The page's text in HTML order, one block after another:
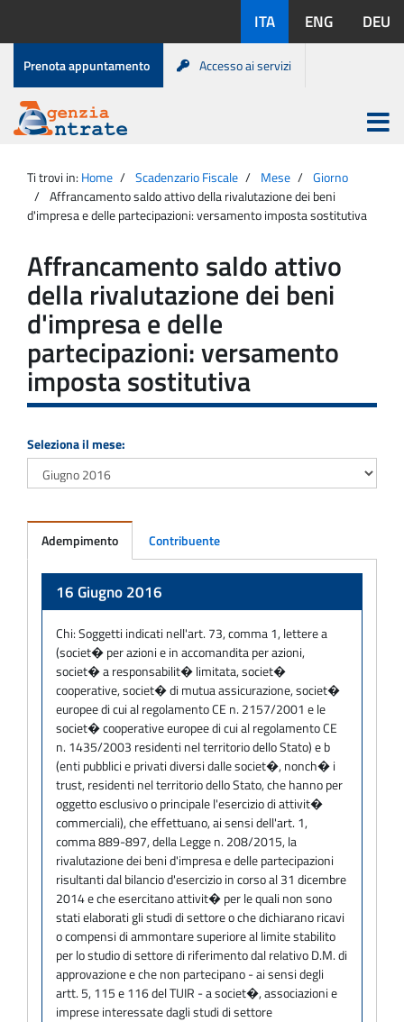
contenuto
disponibili:
ITA ENG DEU
Menu
di
servizio
Prenota appuntamento Accesso ai servizi
Agenzia
Entrate
Apri
menu
principale
Ti trovi in: Home Scadenzario Fiscale Mese
Giorno
Affrancamento saldo attivo della rivalutazione dei beni
d'impresa e delle partecipazioni: versamento imposta sostitutiva
Affrancamento saldo attivo
della rivalutazione dei beni
d'impresa e delle
partecipazioni: versamento
imposta sostitutiva
Seleziona il mese:
Adempimento Contribuente
16 Giugno 2016
Chi:Soggetti indicati nell'art. 73, comma 1, lettere a
(societ� per azioni e in accomandita per azioni,
societ� a responsabilit� limitata, societ�
cooperative, societ� di mutua assicurazione, societ�
europee di cui al regolamento CE n. 2157/2001 e le
societ� cooperative europee di cui al regolamento CE
n. 1435/2003 residenti nel territorio dello Stato) e b
(enti pubblici e privati diversi dalle societ�, nonch� i
trust, residenti nel territorio dello Stato, che hanno per
oggetto esclusivo o principale l'esercizio di attivit�
commerciali), che effettuano, ai sensi dell'art. 1,
comma 889-897, della Legge n. 208/2015, la
rivalutazione dei beni d'impresa e delle partecipazioni
risultanti dal bilancio d'esercizio in corso al 31 dicembre
2014 e che esercitano attivit� per le quali non sono
stati elaborati gli studi di settore o che dichiarano ricavi
o compensi di ammontare superiore al limite stabilito
per lo studio di settore di riferimento dal relativo D.M. di
approvazione e che non partecipano - ai sensi degli
artt. 5, 115 e 116 del TUIR - a societ�, associazioni e
imprese interessate dagli studi di settore